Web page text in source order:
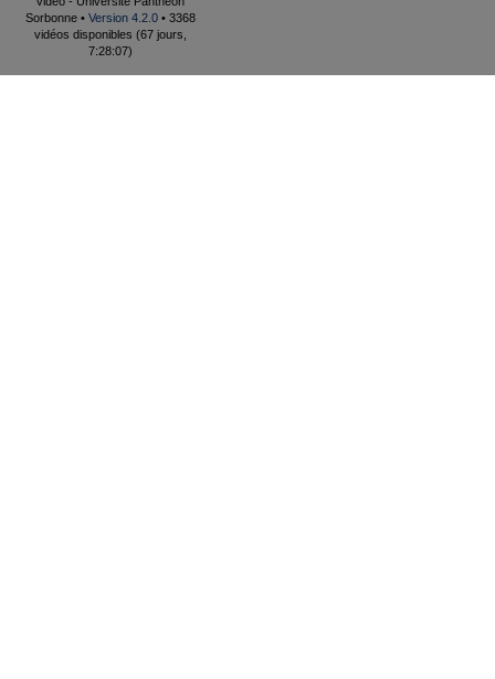
Sorbonne • Version 4.2.0 • 3368
vidéos disponibles (67 jours,
7:28:07)